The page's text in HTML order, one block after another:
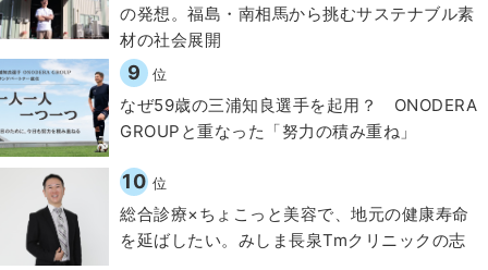
の発想。福島・南相馬から挑むサステナブル素
材の社会展開​
9 位
なぜ59歳の三浦知良選手を起用？ ONODERA
GROUPと重なった「努力の積み重ね」
10 位
総合診療×ちょこっと美容で、地元の健康寿命
を延ばしたい。みしま長泉Tmクリニックの志